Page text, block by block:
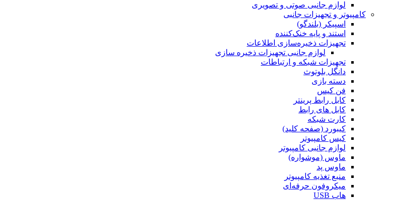
لوازم جانبی صوتی و تصویری
کامپیوتر و تجهیزات جانبی
اسپیکر (بلندگو)
استند و پایه خنک‌کننده
تجهیزات ذخیره‌سازی اطلاعات
لوازم جانبی تجهیزات ذخیره سازی
تجهیزات شبکه و ارتباطات
دانگل بلوتوث
دسته بازی
فن کیس
کابل رابط پرینتر
کابل های رابط
کارت شبکه
کیبورد (صفحه کلید)
کیس کامپیوتر
لوازم جانبی کامپیوتر
ماوس (موشواره)
ماوس پد
منبع تغذیه کامپیوتر
میکروفون حرفه‌ای
هاب USB